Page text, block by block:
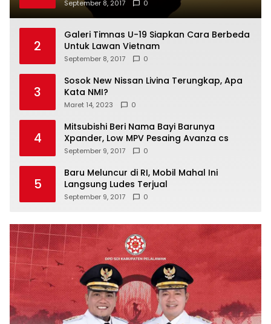
September 8, 2017 0
2
Galeri Timnas U-19 Siapkan Cara Berbeda
Untuk Lawan Vietnam
September 8, 2017 0
3
Sosok New Nissan Livina Terungkap, Apa
Kata NMI?
Maret 14, 2023 0
4
Mitsubishi Beri Nama Bayi Barunya
Xpander, Low MPV Pesaing Avanza cs
September 9, 2017 0
5
Baru Meluncur di RI, Mobil Mahal Ini
Langsung Ludes Terjual
September 9, 2017 0